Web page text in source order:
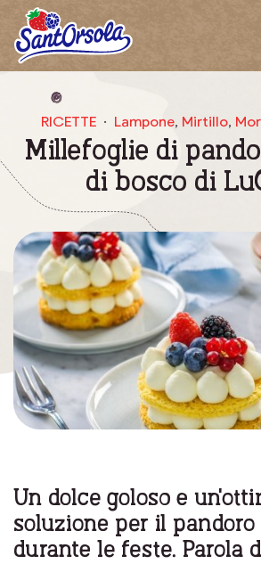
RICETTE Lampone, Mirtillo,
Millefoglie di
di bosco di
Un dolce goloso e
soluzione per il pandoro
durante le feste. Parola